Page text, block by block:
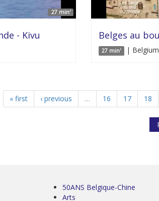
27 min'
- Kivu Belges au
27 min' |
« first ‹ previous … 16 17 18
50ANS Belgique-Chine
Arts